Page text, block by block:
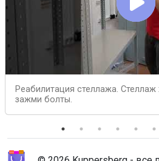
Реабилитация стеллажа.
зажми болты.